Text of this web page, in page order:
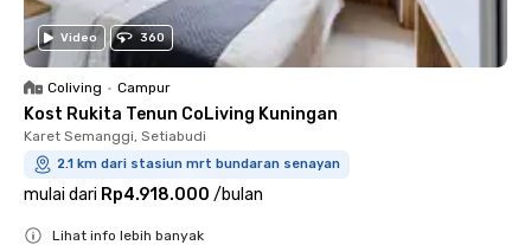
Video 360
Coliving • Campur
Kost Rukita Tenun CoLiving Kuningan
Karet Semanggi, Setiabudi
2.1 km dari stasiun mrt bundaran senayan
mulai dari Rp4.918.000 /bulan
Lihat info lebih banyak